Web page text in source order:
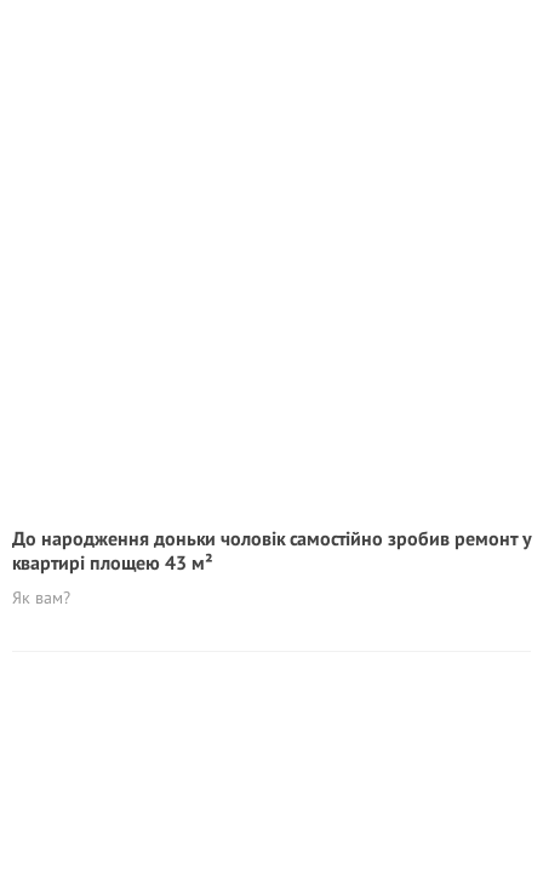
До народження доньки чоловік самостійно зробив ремонт у
квартирі площею 43 м²
Як вам?